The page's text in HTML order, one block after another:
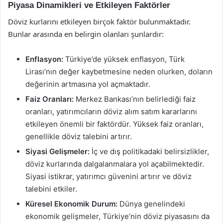
Piyasa Dinamikleri ve Etkileyen Faktörler
Döviz kurlarını etkileyen birçok faktör bulunmaktadır.
Bunlar arasında en belirgin olanları şunlardır:
Enflasyon: Türkiye’de yüksek enflasyon, Türk
Lirası’nın değer kaybetmesine neden olurken, doların
değerinin artmasına yol açmaktadır.
Faiz Oranları: Merkez Bankası’nın belirlediği faiz
oranları, yatırımcıların döviz alım satım kararlarını
etkileyen önemli bir faktördür. Yüksek faiz oranları,
genellikle döviz talebini artırır.
Siyasi Gelişmeler: İç ve dış politikadaki belirsizlikler,
döviz kurlarında dalgalanmalara yol açabilmektedir.
Siyasi istikrar, yatırımcı güvenini artırır ve döviz
talebini etkiler.
Küresel Ekonomik Durum: Dünya genelindeki
ekonomik gelişmeler, Türkiye’nin döviz piyasasını da